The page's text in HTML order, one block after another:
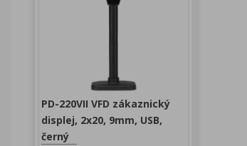
PD-220VII VFD zákaznický
displej, 2x20, 9mm, USB,
černý